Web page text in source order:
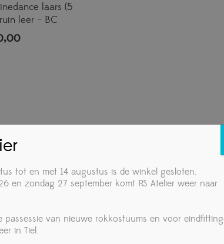
laars (5
leer – BC
tot en met 14 augustus is de winkel gesloten.
en zondag 27 september komt RS Atelier weer naar
passessie van nieuwe rokkostuums en voor
in Tiel.